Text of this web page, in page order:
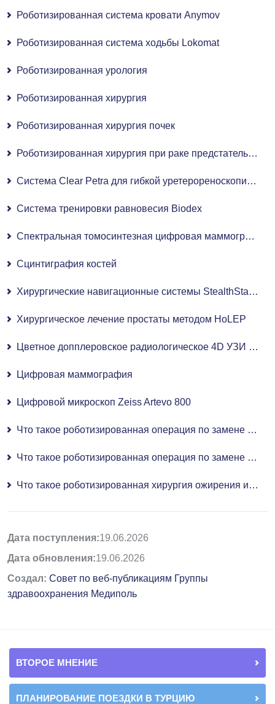
Роботизированная система кровати Anymov
Роботизированная система ходьбы Lokomat
Роботизированная урология
Роботизированная хирургия
Роботизированная хирургия почек
Роботизированная хирургия при раке предстательной железы
Система Clear Petra для гибкой уретерореноскопии (FURS)
Система тренировки равновесия Biodex
Спектральная томосинтезная цифровая маммография с плоскопанельным детектором
Сцинтиграфия костей
Хирургические навигационные системы StealthStation
Хирургическое лечение простаты методом HoLEP
Цветное допплеровское радиологическое 4D УЗИ (УЗИ)
Цифровая маммография
Цифровой микроскоп Zeiss Artevo 800
Что такое роботизированная операция по замене коленного сустава и как она проводится?
Что такое роботизированная операция по замене тазобедренного сустава и как она проводится?
Что такое роботизированная хирургия ожирения и кому она подходит?
Дата поступления:19.06.2026
Дата обновления:19.06.2026
Создал: Совет по веб-публикациям Группы
здравоохранения Медиполь
ВТОРОЕ МНЕНИЕ
ПЛАНИРОВАНИЕ ПОЕЗДКИ В ТУРЦИЮ